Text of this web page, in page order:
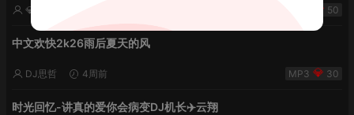
💎DJ老王💎 50
中文欢快2k26雨后夏天的风
DJ思哲 4周前 30
时光回忆-讲真的爱你会病变DJ机长✈️云翔